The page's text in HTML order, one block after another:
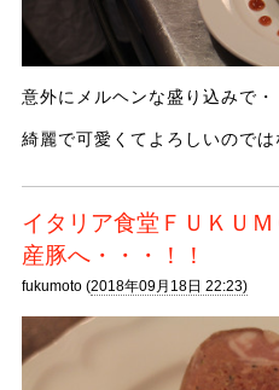
意外にメルヘンな盛り込みで・
綺麗で可愛くてよろしいのでは
イタリア食堂ＦＵＫＵ
産豚へ・・・！！
fukumoto (2018年09月18日 22:23)